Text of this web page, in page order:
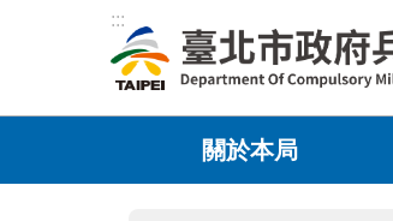
跳到主要內容區塊
:::
關於本局